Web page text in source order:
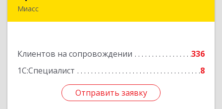
Миасс
Клиентов на сопровождении
336
1С:Специалист
8
Отправить заявку
Подробнее
Отправить заявку